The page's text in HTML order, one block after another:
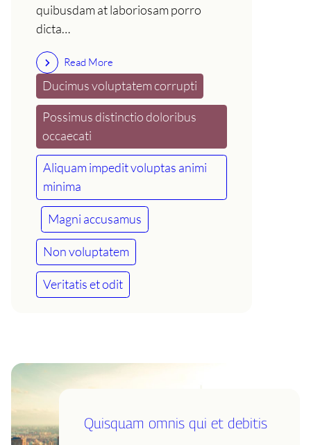
quibusdam at laboriosam porro
dicta…
Read More
Ducimus voluptatem corrupti
Possimus distinctio doloribus
occaecati
Aliquam impedit voluptas animi
minima
Magni accusamus
Non voluptatem
Veritatis et odit
Quisquam omnis qui et debitis